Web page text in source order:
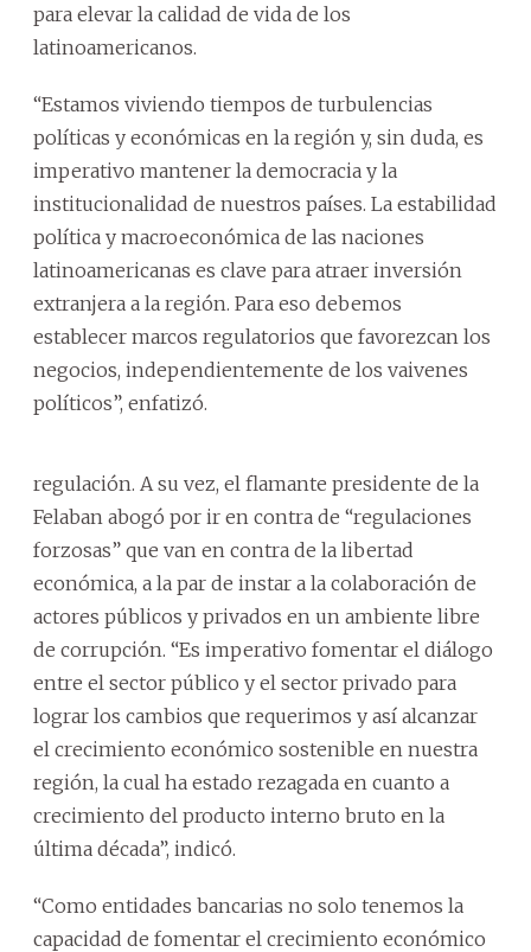
para elevar la calidad de vida de los
latinoamericanos.
“Estamos viviendo tiempos de turbulencias
políticas y económicas en la región y, sin duda, es
imperativo mantener la democracia y la
institucionalidad de nuestros países. La estabilidad
política y macroeconómica de las naciones
latinoamericanas es clave para atraer inversión
extranjera a la región. Para eso debemos
establecer marcos regulatorios que favorezcan los
negocios, independientemente de los vaivenes
políticos”, enfatizó.
regulación. A su vez, el flamante presidente de la
Felaban abogó por ir en contra de “regulaciones
forzosas” que van en contra de la libertad
económica, a la par de instar a la colaboración de
actores públicos y privados en un ambiente libre
de corrupción. “Es imperativo fomentar el diálogo
entre el sector público y el sector privado para
lograr los cambios que requerimos y así alcanzar
el crecimiento económico sostenible en nuestra
región, la cual ha estado rezagada en cuanto a
crecimiento del producto interno bruto en la
última década”, indicó.
“Como entidades bancarias no solo tenemos la
capacidad de fomentar el crecimiento económico